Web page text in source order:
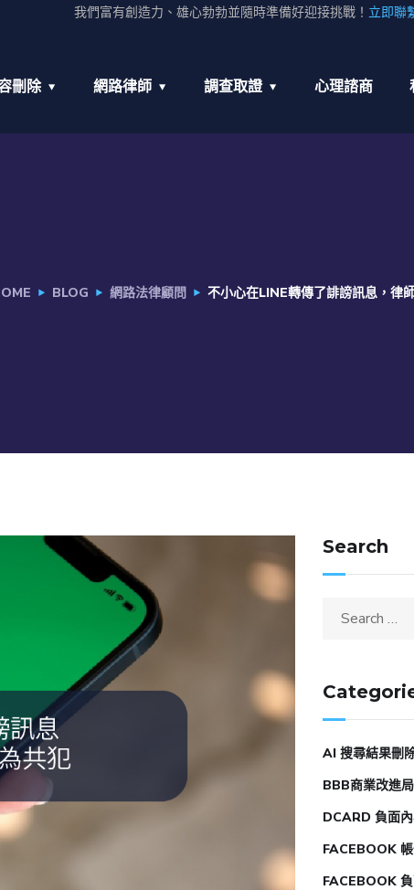
我們富有創造力、雄心勃勃並隨時準備好迎接挑戰！ 立即聯
刪除 網路律師 調查取證 心理諮商
BLOG 網路法律顧問 不小心在LINE轉傳了誹謗訊息，律
Search
AI 搜尋結果刪
BBB商業改進局
DCARD 負面
FACEBOOK
FACEBOOK